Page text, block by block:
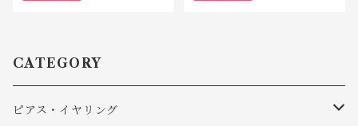
CATEGORY
ピアス・イヤリング